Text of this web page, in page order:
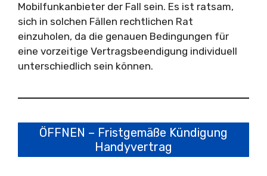
Mobilfunkanbieter der Fall sein. Es ist ratsam,
sich in solchen Fällen rechtlichen Rat
einzuholen, da die genauen Bedingungen für
eine vorzeitige Vertragsbeendigung individuell
unterschiedlich sein können.
ÖFFNEN – Fristgemäße Kündigung
Handyvertrag